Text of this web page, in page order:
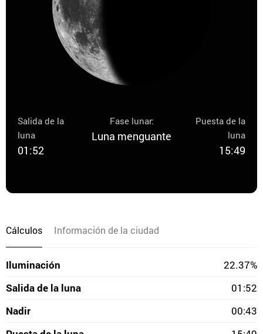
Salida de la
luna
01:52
Fase lunar:
Luna menguante
Puesta de la
luna
15:49
Cálculos Información de la ciudad
Iluminación
22.37%
Salida de la luna
01:52
Nadir
00:43